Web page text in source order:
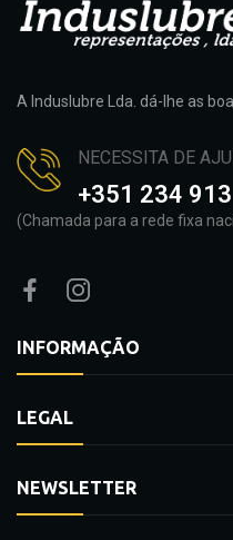
A Induslubre Lda. dá-lhe as
NECESSITA DE
+351 234
(Chamada para a rede fixa
INFORMAÇÃO
LEGAL
NEWSLETTER